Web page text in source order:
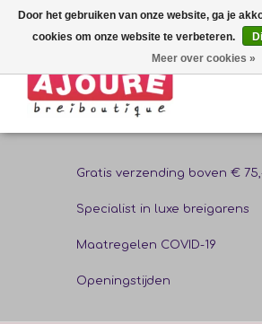
Gratis verzending boven €
Specialist in luxe breigarens
Maatregelen COVID-19
Openingstijden
Door het gebruiken van onze website, ga je
cookies om onze website te verbeteren.
Meer over cookies »